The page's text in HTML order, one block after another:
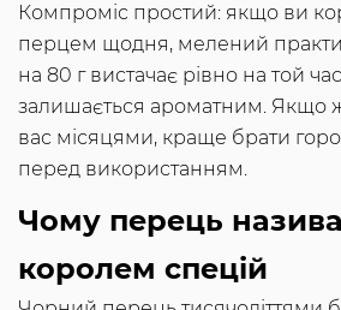
Компроміс простий: якщо ви
перцем щодня, мелений
на 80 г вистачає рівно на той
залишається ароматним. Якщо ж
вас місяцями, краще брати
перед використанням.
Чому перець
королем спецій